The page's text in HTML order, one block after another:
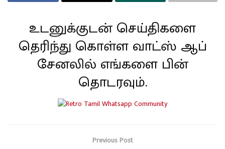
உடனுக்குடன் செய்திகளை
தெரிந்து கொள்ள வாட்ஸ் ஆப்
சேனலில் எங்களை பின்
தொடரவும்.
Previous Post